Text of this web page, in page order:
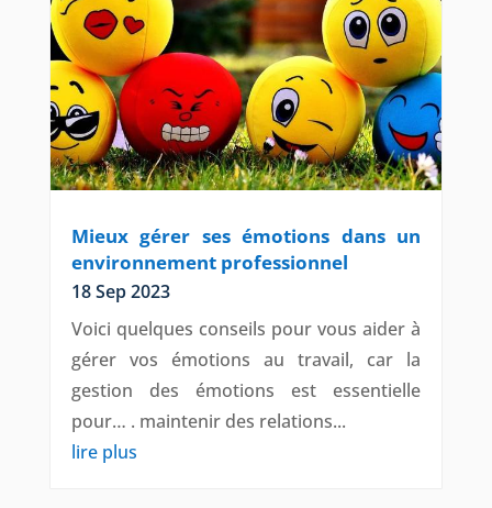
Mieux gérer ses émotions dans un
environnement professionnel
18 Sep 2023
Voici quelques conseils pour vous aider à
gérer vos émotions au travail, car la
gestion des émotions est essentielle
pour… . maintenir des relations...
lire plus